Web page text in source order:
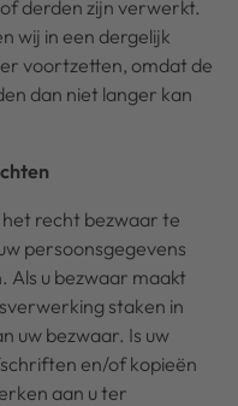
derden zijn verwerkt.
wij in een dergelijk
voortzetten, omdat de
dan niet langer kan
recht bezwaar te
persoonsgegevens
Als u bezwaar maakt
staken in
uw bezwaar. Is uw
en/of kopieën
aan u ter